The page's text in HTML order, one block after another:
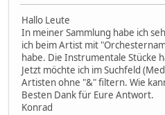
Hallo Leute
In meiner Sammlung habe ich
ich beim Artist mit
habe. Die Instrumentale Stücke
Jetzt möchte ich im Suchfeld
Artisten ohne "&" filtern. Wie
Besten Dank für Eure Antwort.
Konrad